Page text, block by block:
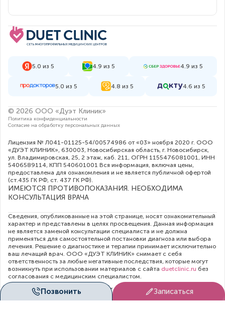
Позвонить Записаться
5.0 из 5 4.9 из 5 4.9 из 5
5.0 из 5 4.8 из 5 4.6 из 5
© 2026 ООО «Дуэт Клиник»
Политика конфиденциальности
Согласие на обработку персональных данных
Лицензия № Л041-01125-54/00574986 от «03» ноября 2020 г. ООО
«ДУЭТ КЛИНИК», 630003, Новосибирская область, г. Новосибирск,
ул. Владимировская, 25, 2 этаж, каб. 211, ОГРН 1155476081001, ИНН
5406589114, КПП 540601001 Вся информация, включая цены,
предоставлена для ознакомления и не является публичной офертой
(ст.435 ГК РФ, cт. 437 ГК РФ).
ИМЕЮТСЯ ПРОТИВОПОКАЗАНИЯ. НЕОБХОДИМА
КОНСУЛЬТАЦИЯ ВРАЧА
Сведения, опубликованные на этой странице, носят ознакомительный
характер и представлены в целях просвещения. Данная информация
не является заменой консультации специалиста и не должна
применяться для самостоятельной постановки диагноза или выбора
лечения. Решение о диагностике и терапии принимает исключительно
ваш лечащий врач. ООО «ДУЭТ КЛИНИК» снимает с себя
ответственность за любые негативные последствия, которые могут
возникнуть при использовании материалов с сайта duetclinic.ru без
согласования с медицинским специалистом.
Администрация клиники прилагает все усилия для своевременного
обновления цен в опубликованном на сайте прейскуранте. Тем не